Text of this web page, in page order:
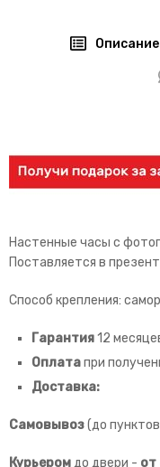
Описание
Настенные часы с
Поставляется в
Способ крепления:
Гарантия12
Оплатапри
Доставка:
Самовывоз(до
Курьеромдо двери - от